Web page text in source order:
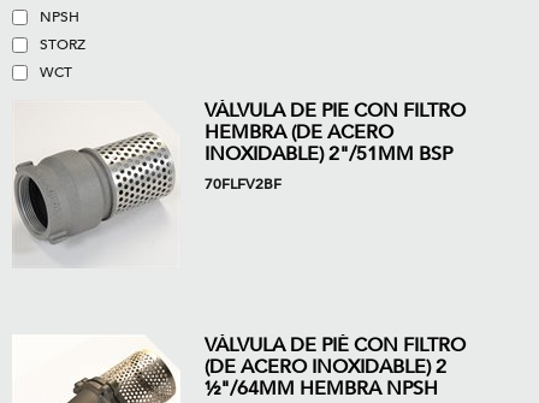
NPSH
STORZ
WCT
VÁLVULA DE PIE CON FILTRO
HEMBRA (DE ACERO
INOXIDABLE) 2"/51MM BSP
70FLFV2BF
VÁLVULA DE PIÉ CON FILTRO
(DE ACERO INOXIDABLE) 2
½"/64MM HEMBRA NPSH